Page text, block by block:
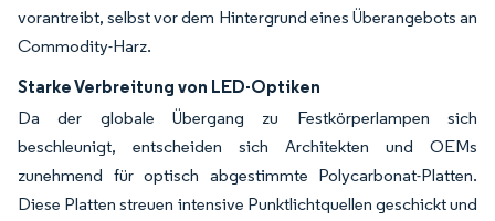
vorantreibt, selbst vor dem Hintergrund eines Überangebots an
Commodity-Harz.
Starke Verbreitung von LED-Optiken
Da der globale Übergang zu Festkörperlampen sich
beschleunigt, entscheiden sich Architekten und OEMs
zunehmend für optisch abgestimmte Polycarbonat-Platten.
Diese Platten streuen intensive Punktlichtquellen geschickt und